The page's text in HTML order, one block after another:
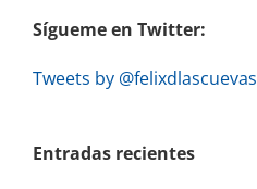
Sígueme en Twitter:
Tweets by @felixdlascuevas
Entradas recientes